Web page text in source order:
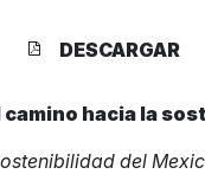
DESCARGAR
camino hacia la
del